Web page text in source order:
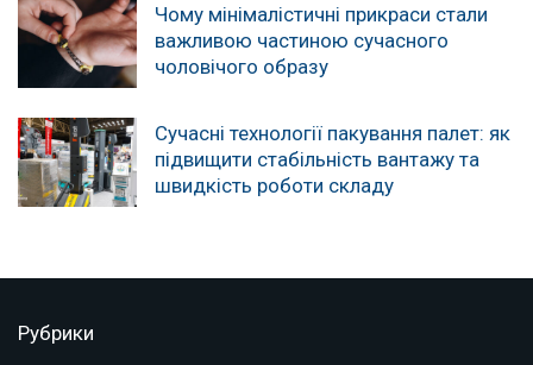
Чому мінімалістичні прикраси стали
важливою частиною сучасного
чоловічого образу
Сучасні технології пакування палет: як
підвищити стабільність вантажу та
швидкість роботи складу
Рубрики